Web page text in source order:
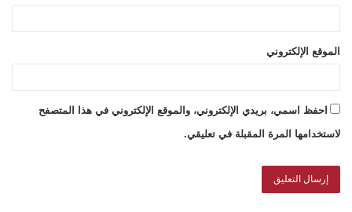
الموقع الإلكتروني
احفظ اسمي، بريدي الإلكتروني، والموقع الإلكتروني في هذا المتصفح
لاستخدامها المرة المقبلة في تعليقي.